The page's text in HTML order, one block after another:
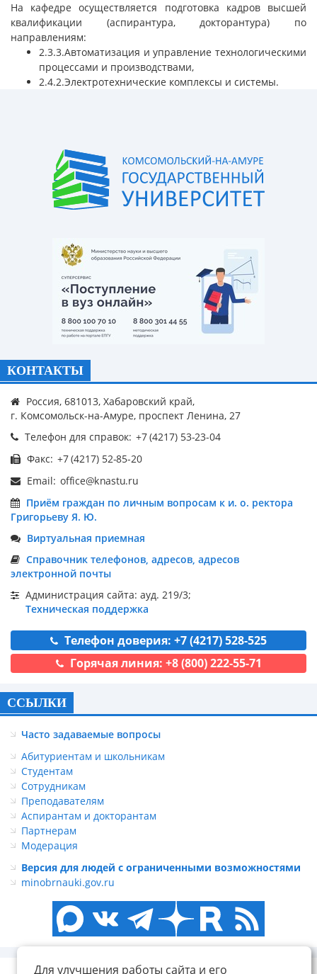
На кафедре осуществляется подготовка кадров высшей
квалификации (аспирантура, докторантура) по
направлениям:
2.3.3.Автоматизация и управление технологическими
процессами и производствами,
2.4.2.Электротехнические комплексы и системы.
Для улучшения работы сайта и его
КОНТАКТЫ
Россия, 681013, Хабаровский край,
г. Комсомольск-на-Амуре, проспект Ленина, 27
Телефон для справок:
Факс:
Email:
Приём граждан по личным вопросам к и. о. ректора
Григорьеву Я. Ю.
Виртуальная приемная
Справочник телефонов, адресов, адресов
электронной почты
Администрация сайта: ауд. 219/3;
Техническая поддержка
Телефон доверия: +7 (4217) 528-525
Горячая линия: +8 (800) 222-55-71
ССЫЛКИ
Часто задаваемые вопросы
Абитуриентам и школьникам
Студентам
Сотрудникам
Преподавателям
Аспирантам и докторантам
Партнерам
Модерация
Версия для людей с ограниченными возможностями
minobrnauki.gov.ru